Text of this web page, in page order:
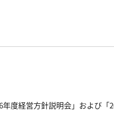
年度経営方針説明会」および「